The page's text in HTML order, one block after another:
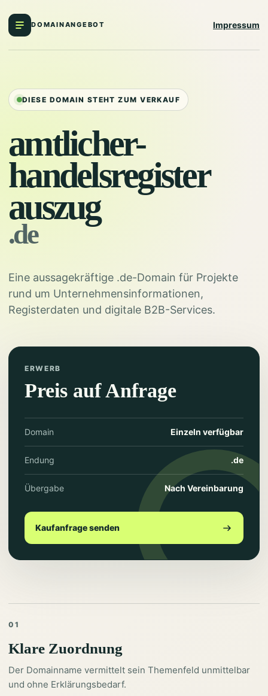
DOMAINANGEBOT Impressum
DIESE DOMAIN STEHT ZUM VERKAUF
amtlicher-
handelsregister
auszug
.de
Eine aussagekräftige .de-Domain für Projekte
rund um Unternehmensinformationen,
Registerdaten und digitale B2B-Services.
ERWERB
Preis auf Anfrage
Domain Einzeln verfügbar
Endung .de
Übergabe Nach Vereinbarung
Kaufanfrage senden
01
Klare Zuordnung
Der Domainname vermittelt sein Themenfeld unmittelbar
und ohne Erklärungsbedarf.